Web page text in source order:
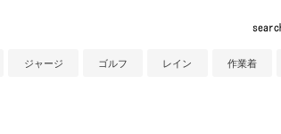
ジャージ ゴルフ レイン 作業着